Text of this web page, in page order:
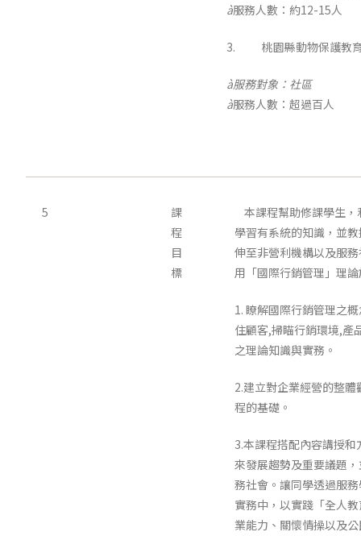
à服務人數：約12-15人
3. 桃園縣動物保護教
à服務對象：社區
à服務人數：超過百人
5
課
程
目
標
本課程幫助修課學生
學習有系統的知識，並
伸至非營利機構以及服
用「國際行銷管理」理
1. 瞭解國際行銷管理之
住顧客,掃瞄行銷環境,產
之理論知識與實務。
2.建立對企業經營的整
程的基礎。
3.本課程搭配內容講授
來發展趨勢及重要議題
務社會。讓同學透過服
實務中，以實踐「全人
業能力、關懷情操以及